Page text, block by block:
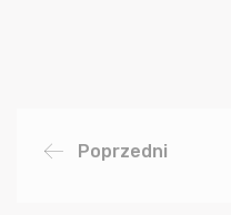
Poprzedni